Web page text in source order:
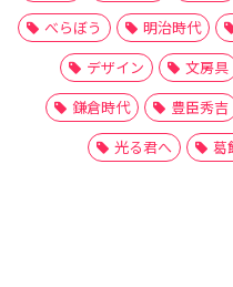
べらぼう
明治時代
デザイン
文房具
鎌倉時代
豊臣秀吉
光る君へ
葛